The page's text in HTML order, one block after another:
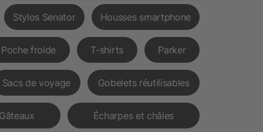
Stylos Senator Housses smartphone
Poche froide T-shirts Parker
Sacs de voyage Gobelets réutilisables
Écharpes et châles